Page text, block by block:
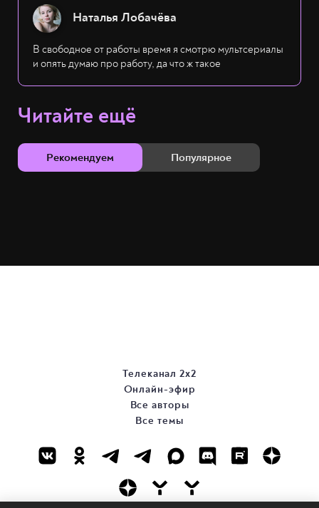
Наталья Лобачёва
В свободное от работы время я смотрю мультсериалы
и опять думаю про работу, да что ж такое
Читайте ещё
Рекомендуем Популярное
Телеканал 2х2
Онлайн-эфир
Все авторы
Все темы